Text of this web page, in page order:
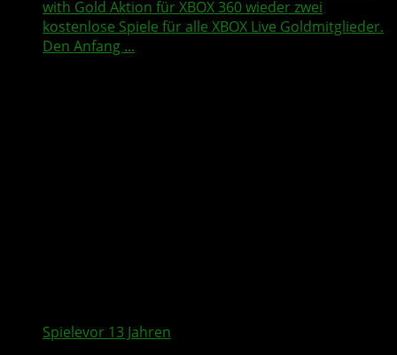
with Gold Aktion für XBOX 360 wieder zwei
kostenlose Spiele für alle XBOX Live Goldmitglieder.
Den Anfang ...
Spielevor 13 Jahren